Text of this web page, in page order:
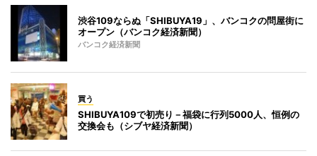
渋谷109ならぬ「SHIBUYA19」、バンコクの問屋街に
オープン（バンコク経済新聞）
バンコク経済新聞
買う
SHIBUYA109で初売り－福袋に行列5000人、恒例の
交換会も（シブヤ経済新聞）